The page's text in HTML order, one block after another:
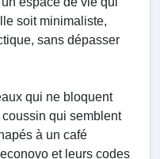
soit minimaliste,
sans dépasser
qui ne bloquent
qui semblent
à un café
et leurs codes